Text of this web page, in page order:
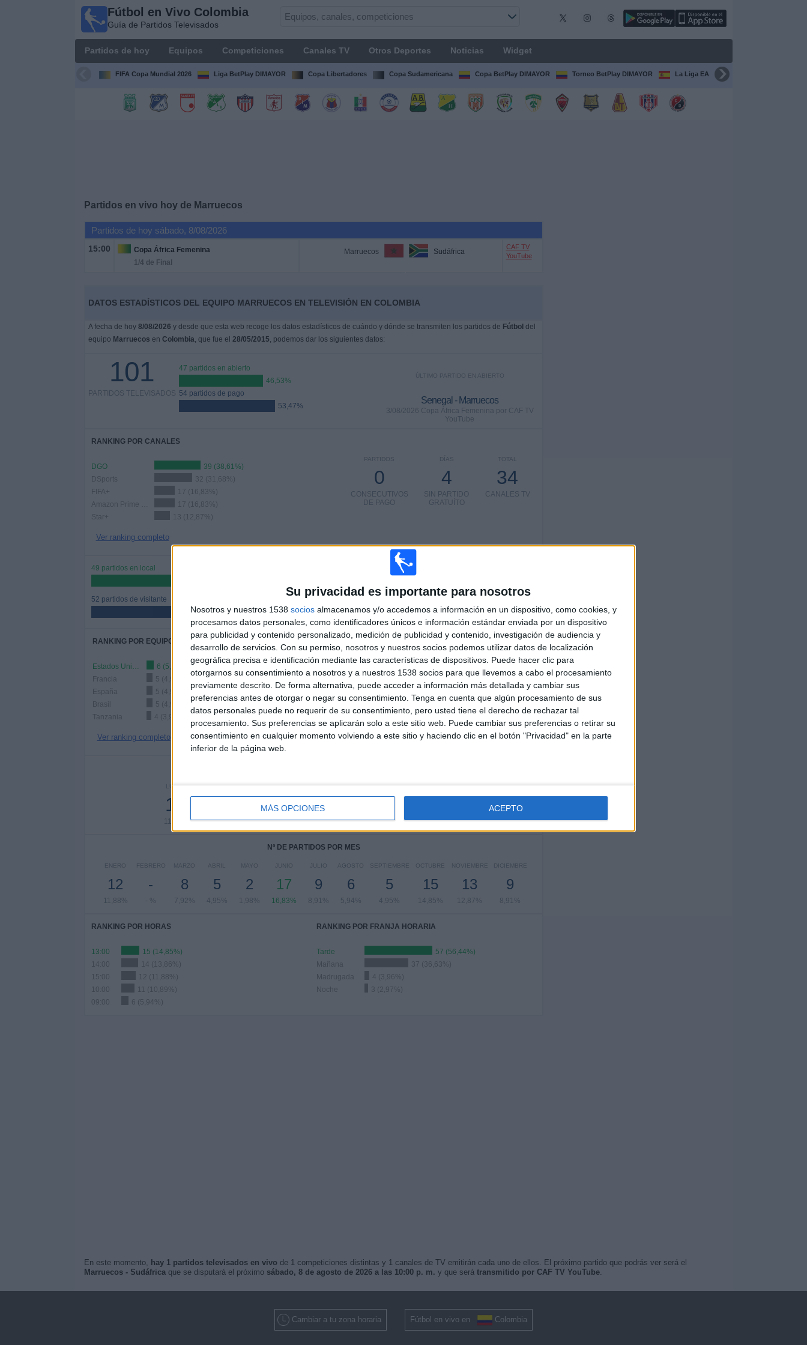
Su privacidad es importante para nosotros
Nosotros y nuestros 1538 socios almacenamos y/o accedemos a información en un dispositivo, como cookies, y
procesamos datos personales, como identificadores únicos e información estándar enviada por un dispositivo
para publicidad y contenido personalizado, medición de publicidad y contenido, investigación de audiencia y
desarrollo de servicios. Con su permiso, nosotros y nuestros socios podemos utilizar datos de localización
geográfica precisa e identificación mediante las características de dispositivos. Puede hacer clic para
otorgarnos su consentimiento a nosotros y a nuestros 1538 socios para que llevemos a cabo el procesamiento
previamente descrito. De forma alternativa, puede acceder a información más detallada y cambiar sus
preferencias antes de otorgar o negar su consentimiento. Tenga en cuenta que algún procesamiento de sus
datos personales puede no requerir de su consentimiento, pero usted tiene el derecho de rechazar tal
procesamiento. Sus preferencias se aplicarán solo a este sitio web. Puede cambiar sus preferencias o retirar su
consentimiento en cualquier momento volviendo a este sitio y haciendo clic en el botón "Privacidad" en la parte
inferior de la página web.
MÁS OPCIONES ACEPTO
Fútbol en Vivo Colombia
Guía de Partidos Televisados
Partidos de hoy Equipos Competiciones Canales TV Otros Deportes Noticias Widget
FIFA Copa Mundial 2026 Liga BetPlay DIMAYOR Copa Libertadores Copa Sudamericana Copa BetPlay DIMAYOR Torneo BetPlay DIMAYOR La Liga EA Sports
Partidos en vivo hoy de Marruecos
Partidos de hoy sábado, 8/08/2026
15:00
Copa África Femenina
1/4 de Final
Marruecos Sudáfrica
CAF TV
YouTube
DATOS ESTADÍSTICOS DEL EQUIPO MARRUECOS EN TELEVISIÓN EN COLOMBIA
A fecha de hoy 8/08/2026 y desde que esta web recoge los datos estadísticos de cuándo y dónde se transmiten los partidos de Fútbol del
equipo Marruecos en Colombia, que fue el 28/05/2015, podemos dar los siguientes datos:
101
PARTIDOS TELEVISADOS
47 partidos en abierto
46,53%
54 partidos de pago
53,47%
ÚLTIMO PARTIDO EN ABIERTO
Senegal - Marruecos
3/08/2026 Copa África Femenina por CAF TV
YouTube
RANKING POR CANALES
DGO
39 (38,61%)
DSports
32 (31,68%)
FIFA+
17 (16,83%)
17 (16,83%)
Star+
13 (12,87%)
Ver ranking completo
TOTAL
34
CANALES TV
DÍAS
4
SIN PARTIDO
GRATUÍTO
PARTIDOS
0
CONSECUTIVOS
DE PAGO
49 partidos en local
52 partidos de visitante
51,49%
53
RIVALES
6
VS Estados
Unidos
TOTAL
14
COMPETICIONES
RANKING POR EQUIPOS
Estados Unidos
6 (5,94%)
Francia
5 (4,95%)
España
5 (4,95%)
Brasil
5 (4,95%)
Tanzania
4 (3,96%)
Ver ranking completo
RANKING POR COMPETICIONES
Maurice Revello Tournament
Ver ranking completo
LUNES
12
11,88%
MARTES
19,8%
MIÉRCOLES
12
11,88%
JUEVES
10
9,9%
VIERNES
17,82%
SÁBADO
15
14,85%
DOMINGO
13,86%
Nº DE PARTIDOS POR MES
ENERO
12
11,88%
FEBRERO
-
- %
MARZO
8
7,92%
ABRIL
5
4,95%
MAYO
2
1,98%
JUNIO
17
16,83%
JULIO
9
8,91%
AGOSTO
6
5,94%
SEPTIEMBRE
5
4,95%
OCTUBRE
15
14,85%
NOVIEMBRE
13
12,87%
DICIEMBRE
9
8,91%
RANKING POR HORAS
13:00
15 (14,85%)
14 (13,86%)
15:00
12 (11,88%)
11 (10,89%)
09:00
6 (5,94%)
RANKING POR FRANJA HORARIA
Tarde
57 (56,44%)
Mañana
37 (36,63%)
Madrugada
4 (3,96%)
Noche
3 (2,97%)
En este momento, hay 1 partidos televisados en vivo de 1 competiciones distintas y 1 canales de TV emitirán cada uno de ellos. El próximo partido que podrás ver será el
Marruecos - Sudáfricaque se disputará el próximo sábado, 8 de agosto de 2026 a las 10:00 p. m. y que será transmitido por CAF TV YouTube.
Cambiar a tu zona horaria Fútbol en vivo en Colombia
Fútbol en
Colombia